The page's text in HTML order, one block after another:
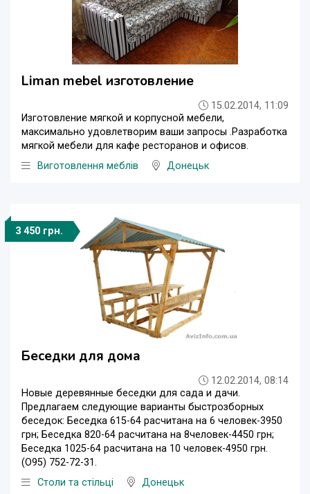
Liman mebel изготовление
15.02.2014, 11:09
Изготовление мягкой и корпусной мебели,
максимально удовлетворим ваши запросы .Разработка
мягкой мебели для кафе ресторанов и офисов.
Виготовлення меблів
Донецьк
3 450 грн.
Беседки для дома
12.02.2014, 08:14
Новые деревянные беседки для сада и дачи.
Предлагаем следующие варианты быстрозборных
беседок: Беседка 615-64 расчитана на 6 человек-3950
грн; Беседка 820-64 расчитана на 8человек-4450 грн;
Беседка 1025-64 расчитана на 10 человек-4950 грн.
(О95) 752-72-31.
Столи та стільці
Донецьк